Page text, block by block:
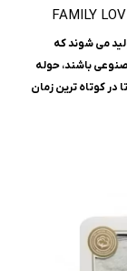
می شوند که
باشند، حوله
در کوتاه ترین زمان